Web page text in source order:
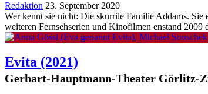
Redaktion 23. September 2020
Wer kennt sie nicht: Die skurrile Familie Addams.
weiteren Fernsehserien und Kinofilmen enstand 2009
Evita (2021)
Gerhart-Hauptmann-Theater Görlitz-